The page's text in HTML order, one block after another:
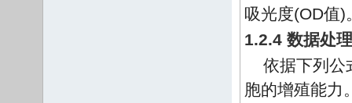
吸光度(OD值)
1.2.4 数据处理
依据下列公
胞的增殖能力